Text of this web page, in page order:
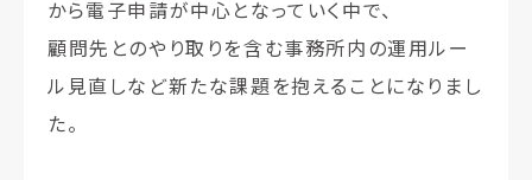
から電子申請が中心となっていく中で、
顧問先とのやり取りを含む事務所内の運用ルー
ル見直しなど新たな課題を抱えることになりまし
た。